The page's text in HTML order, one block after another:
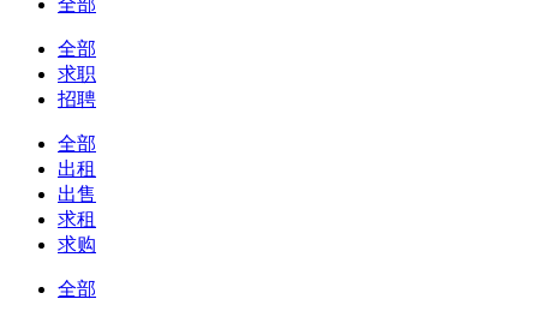
全部
全部
求职
招聘
全部
出租
出售
求租
求购
全部